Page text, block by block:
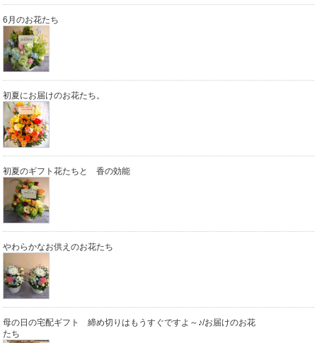
6月のお花たち
初夏にお届けのお花たち。
初夏のギフト花たちと 香の効能
やわらかなお供えのお花たち
母の日の宅配ギフト 締め切りはもうすぐですよ～♪/お届けのお花
たち